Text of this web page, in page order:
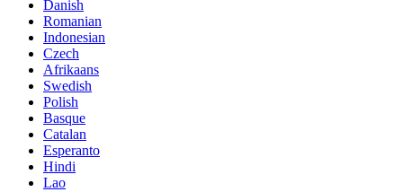
Danish
Romanian
Indonesian
Czech
Afrikaans
Swedish
Polish
Basque
Catalan
Esperanto
Hindi
Lao